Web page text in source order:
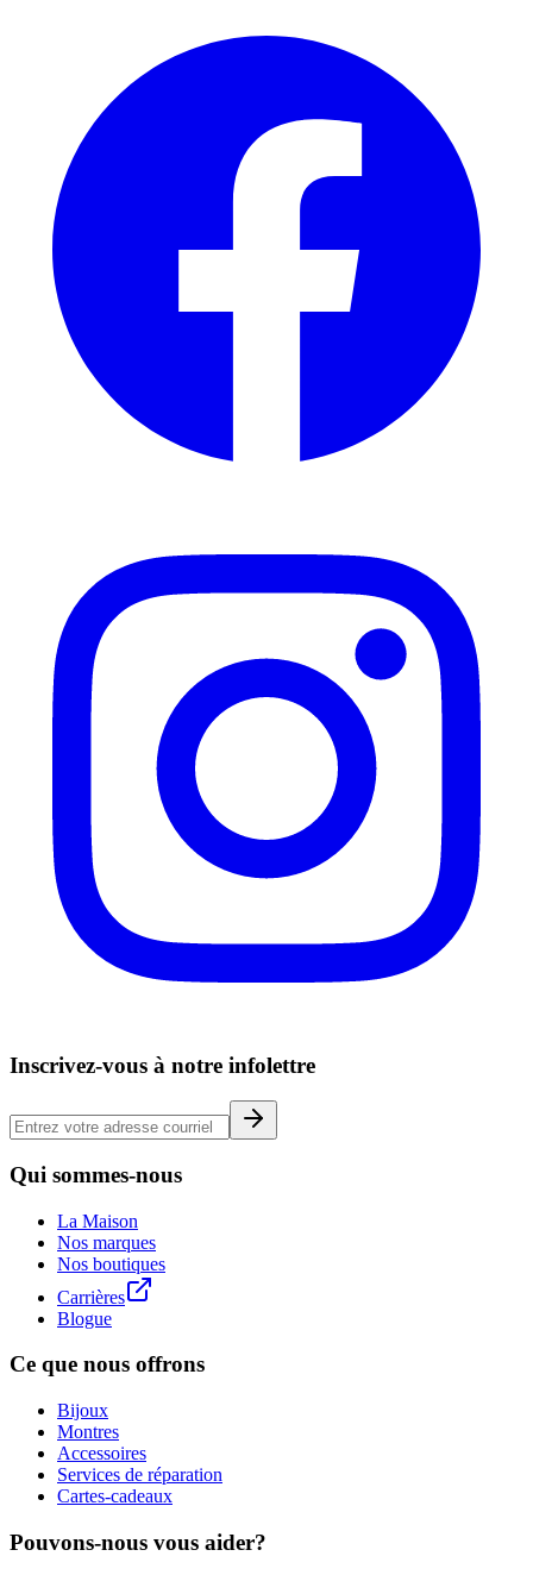
Inscrivez-vous à notre infolettre
Qui sommes-nous
La Maison
Nos marques
Nos boutiques
Carrières
Blogue
Ce que nous offrons
Bijoux
Montres
Accessoires
Services de réparation
Cartes-cadeaux
Pouvons-nous vous aider?